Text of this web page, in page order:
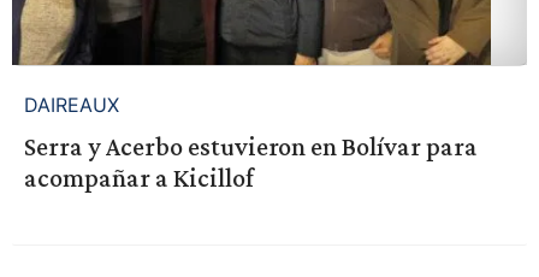
DAIREAUX
Serra y Acerbo estuvieron en Bolívar para
acompañar a Kicillof